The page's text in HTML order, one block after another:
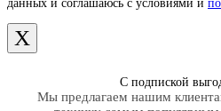
данных и соглашаюсь с условиями и
X
С подпиской
Мы предлагаем нашим